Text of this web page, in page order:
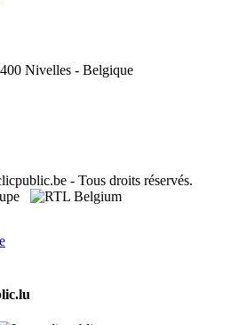
Nivelles - Belgique
- Tous droits réservés.